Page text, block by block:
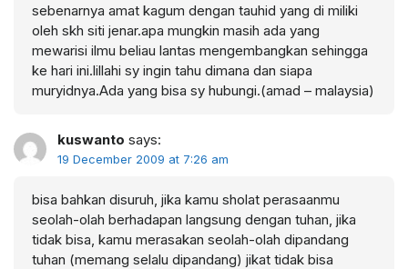
sebenarnya amat kagum dengan tauhid yang di miliki
oleh skh siti jenar.apa mungkin masih ada yang
mewarisi ilmu beliau lantas mengembangkan sehingga
ke hari ini.lillahi sy ingin tahu dimana dan siapa
muryidnya.Ada yang bisa sy hubungi.(amad – malaysia)
kuswanto says:
19 December 2009 at 7:26 am
bisa bahkan disuruh, jika kamu sholat perasaanmu
seolah-olah berhadapan langsung dengan tuhan, jika
tidak bisa, kamu merasakan seolah-olah dipandang
tuhan (memang selalu dipandang) jikat tidak bisa